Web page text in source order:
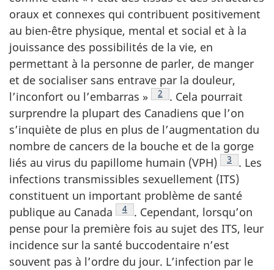
oraux et connexes qui contribuent positivement
au bien-être physique, mental et social et à la
jouissance des possibilités de la vie, en
permettant à la personne de parler, de manger
et de socialiser sans entrave par la douleur,
l’inconfort ou l’embarras » Note de bas de page
2 . Cela pourrait
surprendre la plupart des Canadiens que l’on
s’inquiète de plus en plus de l’augmentation du
nombre de cancers de la bouche et de la gorge
liés au virus du papillome humain (VPH) Note de
3 . Les
infections transmissibles sexuellement (ITS)
constituent un important problème de santé
publique au Canada Note de bas de page
4 . Cependant, lorsqu’on
pense pour la première fois au sujet des ITS, leur
incidence sur la santé buccodentaire n’est
souvent pas à l’ordre du jour. L’infection par le